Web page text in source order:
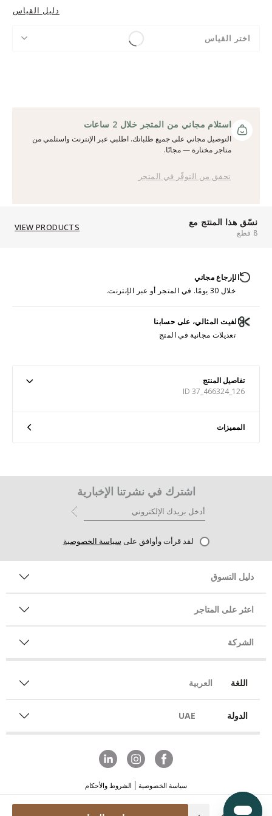
دليل القياس
اختر القياس
Quantity
استلام مجاني من المتجر خلال 2 ساعات
التوصيل مجاني على جميع طلباتك. اطلبي عبر الإنترنت واستلمي من
متاجر مختارة — مجانًا.
تحقق من التوفّر في المتجر
نسّق هذا المنتج مع
8 قطع
VIEW PRODUCTS
الإرجاع مجاني
خلال 30 يومًا. في المتجر أو عبر الإنترنت.
الفيت المثالي، على حسابنا
تعديلات مجانية في المتج
تفاصيل المنتج
ID 37_466324_126
المميزات
اشترك في نشرتنا الإخبارية
لقد قرأت وأوافق على سياسة الخصوصية
دليل التسوق
اعثر على المتاجر
الشركة
اللغة العربية
الدولة UAE
سياسة الخصوصية الشروط والأحكام